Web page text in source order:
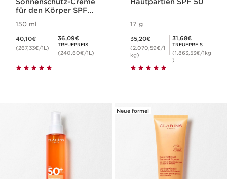
für den Körper SPF
150 ml
40,10€
(267,33€/1L)
Mitgliederpreis 36,09€
36,09€
TREUEPREIS
(240,60€/1L)
17 g
35,20€
(2.070,59€/1
kg)
Mitgliederpreis 31,68€
31,68€
TREUEPREIS
(1.863,53€/1kg
)
Neue formel